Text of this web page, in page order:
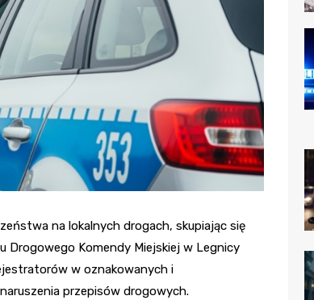
na lokalnych drogach, skupiając się
Drogowego Komendy Miejskiej w Legnicy
w oznakowanych i
przepisów drogowych.